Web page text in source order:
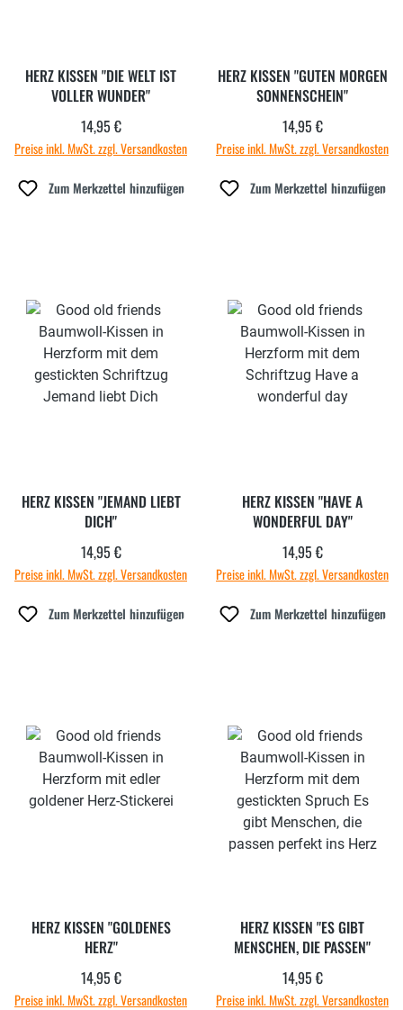
HERZ KISSEN "DIE WELT IST
VOLLER WUNDER"
Regulärer Preis:
14,95 €
Preise inkl. MwSt. zzgl. Versandkosten
Zum Merkzettel hinzufügen
HERZ KISSEN "GUTEN MORGEN
SONNENSCHEIN"
Regulärer Preis:
14,95 €
Preise inkl. MwSt. zzgl. Versandkosten
Zum Merkzettel hinzufügen
HERZ KISSEN "JEMAND LIEBT
DICH"
Regulärer Preis:
14,95 €
Preise inkl. MwSt. zzgl. Versandkosten
Zum Merkzettel hinzufügen
HERZ KISSEN "HAVE A
WONDERFUL DAY"
Regulärer Preis:
14,95 €
Preise inkl. MwSt. zzgl. Versandkosten
Zum Merkzettel hinzufügen
HERZ KISSEN "GOLDENES
HERZ"
Regulärer Preis:
14,95 €
Preise inkl. MwSt. zzgl. Versandkosten
HERZ KISSEN "ES GIBT
MENSCHEN, DIE PASSEN"
Regulärer Preis:
14,95 €
Preise inkl. MwSt. zzgl. Versandkosten